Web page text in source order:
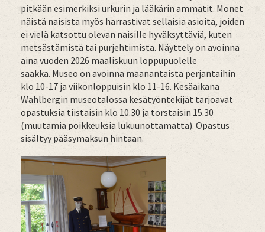
pitkään esimerkiksi urkurin ja lääkärin ammatit. Monet
näistä naisista myös harrastivat sellaisia asioita, joiden
ei vielä katsottu olevan naisille hyväksyttäviä, kuten
metsästämistä tai purjehtimista. Näyttely on avoinna
aina vuoden 2026 maaliskuun loppupuolelle
saakka. Museo on avoinna maanantaista perjantaihin
klo 10-17 ja viikonloppuisin klo 11-16. Kesäaikana
Wahlbergin museotalossa kesätyöntekijät tarjoavat
opastuksia tiistaisin klo 10.30 ja torstaisin 15.30
(muutamia poikkeuksia lukuunottamatta). Opastus
sisältyy pääsymaksun hintaan.